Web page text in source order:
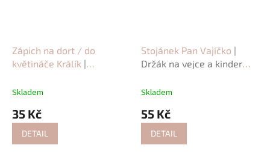
Zápich na dort / do
květináče Králík |
tiskárny
Skladem
35 Kč
DETAIL
Stojánek Pan Vajíčko |
Držák na vejce a kinder
Skladem
55 Kč
DETAIL